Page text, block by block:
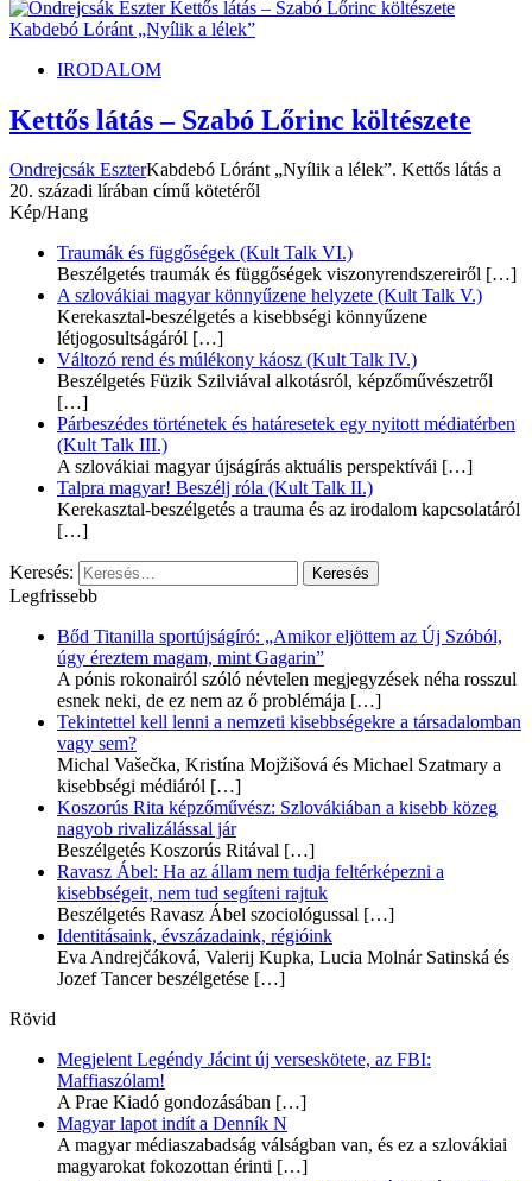
IRODALOM
Kettős látás – Szabó Lőrinc költészete
Ondrejcsák EszterKabdebó Lóránt „Nyílik a lélek”. Kettős látás a
20. századi lírában című kötetéről
Kép/Hang
Traumák és függőségek (Kult Talk VI.)
Beszélgetés traumák és függőségek viszonyrendszereiről […]
A szlovákiai magyar könnyűzene helyzete (Kult Talk V.)
Kerekasztal-beszélgetés a kisebbségi könnyűzene
létjogosultságáról […]
Változó rend és múlékony káosz (Kult Talk IV.)
Beszélgetés Füzik Szilviával alkotásról, képzőművészetről
[…]
Párbeszédes történetek és határesetek egy nyitott médiatérben
(Kult Talk III.)
A szlovákiai magyar újságírás aktuális perspektívái […]
Talpra magyar! Beszélj róla (Kult Talk II.)
Kerekasztal-beszélgetés a trauma és az irodalom kapcsolatáról
[…]
Keresés:
Legfrissebb
Bőd Titanilla sportújságíró: „Amikor eljöttem az Új Szóból,
úgy éreztem magam, mint Gagarin”
A pónis rokonairól szóló névtelen megjegyzések néha rosszul
esnek neki, de ez nem az ő problémája […]
Tekintettel kell lenni a nemzeti kisebbségekre a társadalomban
vagy sem?
Michal Vašečka, Kristína Mojžišová és Michael Szatmary a
kisebbségi médiáról […]
Koszorús Rita képzőművész: Szlovákiában a kisebb közeg
nagyob rivalizálással jár
Beszélgetés Koszorús Ritával […]
Ravasz Ábel: Ha az állam nem tudja feltérképezni a
kisebbségeit, nem tud segíteni rajtuk
Beszélgetés Ravasz Ábel szociológussal […]
Identitásaink, évszázadaink, régióink
Eva Andrejčáková, Valerij Kupka, Lucia Molnár Satinská és
Jozef Tancer beszélgetése […]
Rövid
Megjelent Legéndy Jácint új verseskötete, az FBI:
Maffiaszólam!
A Prae Kiadó gondozásában […]
Magyar lapot indít a Denník N
A magyar médiaszabadság válságban van, és ez a szlovákiai
magyarokat fokozottan érinti […]